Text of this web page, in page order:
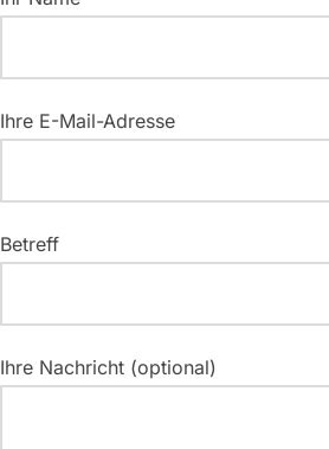
Ihre E-Mail-Adresse
Betreff
Ihre Nachricht (optional)